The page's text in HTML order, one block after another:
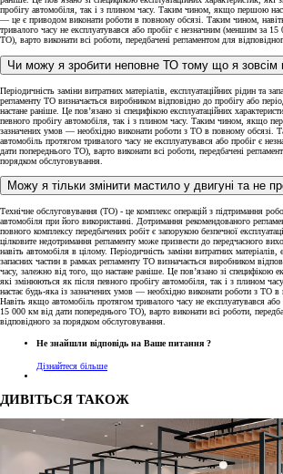
пробігу автомобіля, так і з плином часу. Таким чином, якщо першою
— це є приводом виконати роботи в повному обсязі. Таким чином,
тривалого часу не експлуатувався або пробіг є незначним (меншим за
ТО), варто виконати всі роботи, передбачені регламентом для
Чи можу я зробити неповне ТО тому що я
Періодичність заміни витратних матеріалів, експлуатаційних рідин та
регламенту ТО визначається виробником відповідно до пробігу або
настане раніше. Це пов’язано зі специфікою експлуатаційних
певного пробігу автомобіля, так і з плином часу. Таким чином, якщо
зазначених умов — необхідно виконати роботи з ТО в повному обсязі.
автомобіль протягом тривалого часу не експлуатувався або пробіг є
дати попереднього ТО), варто виконати всі роботи, передбачені
порядком обслуговування.
Можу я тільки змінити мастило у двигуні та не
Технічне обслуговування (ТО) - це комплекс операцій з підтримання
автомобіля при його використанні. Дотримання рекомендованого
повного комплексу передбачених робіт є запорукою безпечної
цілковите недотримання регламенту може призвести до передчасного
навіть автомобіля в цілому. Періодичність заміни витратних матеріалів,
запасних частин в рамках регламенту ТО визначається виробником
часу, залежно від того, що настане раніше. Це пов’язано зі специфікою
які змінюються як після певного пробігу автомобіля, так і з плином
настає будь-яка із зазначених умов — необхідно виконати роботи з ТО
Навіть якщо автомобіль протягом тривалого часу не експлуатувався
15 000 км від дати попереднього ТО), варто виконати всі роботи,
відповідного за порядком обслуговування.
Не знайшли відповідь на Ваше питання ?
Дізнайтеся більше
ДИВІТЬСЯ ТАКОЖ